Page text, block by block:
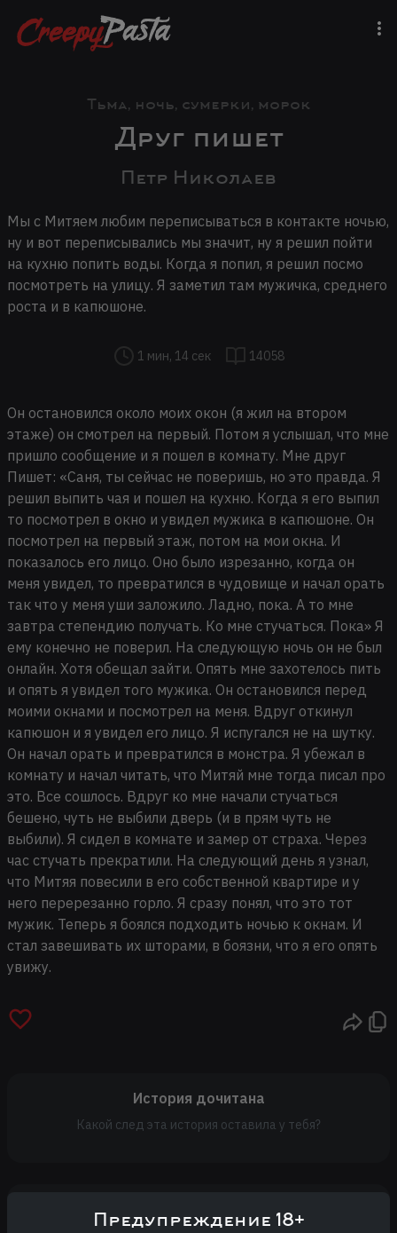
Тьма, ночь, сумерки, морок
Друг пишет
Петр Николаев
Мы с Митяем любим переписываться в контакте ночью,
ну и вот переписывались мы значит, ну я решил пойти
на кухню попить воды. Когда я попил, я решил посмо
посмотреть на улицу. Я заметил там мужичка, среднего
роста и в капюшоне.
1 мин, 14 сек 14058
Он остановился около моих окон (я жил на втором
этаже) он смотрел на первый. Потом я услышал, что мне
пришло сообщение и я пошел в комнату. Мне друг
Пишет: «Саня, ты сейчас не поверишь, но это правда. Я
решил выпить чая и пошел на кухню. Когда я его выпил
то посмотрел в окно и увидел мужика в капюшоне. Он
посмотрел на первый этаж, потом на мои окна. И
показалось его лицо. Оно было изрезанно, когда он
меня увидел, то превратился в чудовище и начал орать
так что у меня уши заложило. Ладно, пока. А то мне
завтра степендию получать. Ко мне стучаться. Пока» Я
ему конечно не поверил. На следующую ночь он не был
онлайн. Хотя обещал зайти. Опять мне захотелось пить
и опять я увидел того мужика. Он остановился перед
моими окнами и посмотрел на меня. Вдруг откинул
капюшон и я увидел его лицо. Я испугался не на шутку.
Он начал орать и превратился в монстра. Я убежал в
комнату и начал читать, что Митяй мне тогда писал про
это. Все сошлось. Вдруг ко мне начали стучаться
бешено, чуть не выбили дверь (и в прям чуть не
выбили). Я сидел в комнате и замер от страха. Через
час стучать прекратили. На следующий день я узнал,
что Митяя повесили в его собственной квартире и у
него перерезанно горло. Я сразу понял, что это тот
мужик. Теперь я боялся подходить ночью к окнам. И
стал завешивать их шторами, в боязни, что я его опять
увижу.
История дочитана
Какой след эта история оставила у тебя?
Насколько страшно?
Предупреждение 18+